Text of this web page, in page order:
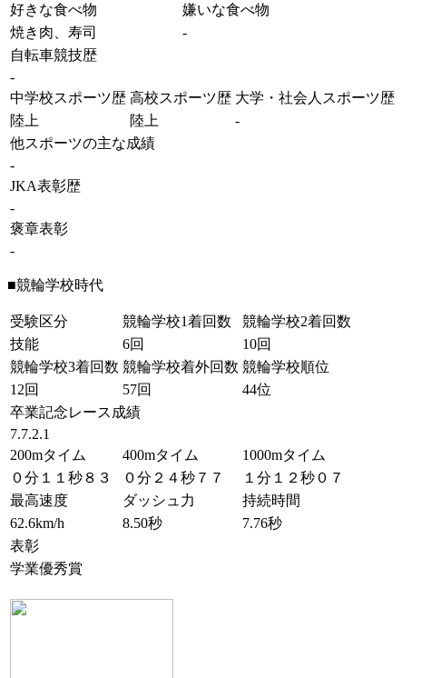
好きな食べ物
嫌いな食べ物
焼き肉、寿司
-
自転車競技歴
-
中学校スポーツ歴 高校スポーツ歴 大学・社会人スポーツ歴
陸上
陸上
-
他スポーツの主な成績
-
JKA表彰歴
-
褒章表彰
-
■競輪学校時代
受験区分 競輪学校1着回数
競輪学校2着回数
技能
6回
10回
競輪学校3着回数 競輪学校着外回数 競輪学校順位
12回
57回
44位
卒業記念レース成績
7.7.2.1
200mタイム
400mタイム
1000mタイム
０分１１秒８３
０分２４秒７７
１分１２秒０７
最高速度
ダッシュ力
持続時間
62.6km/h
8.50秒
7.76秒
表彰
学業優秀賞